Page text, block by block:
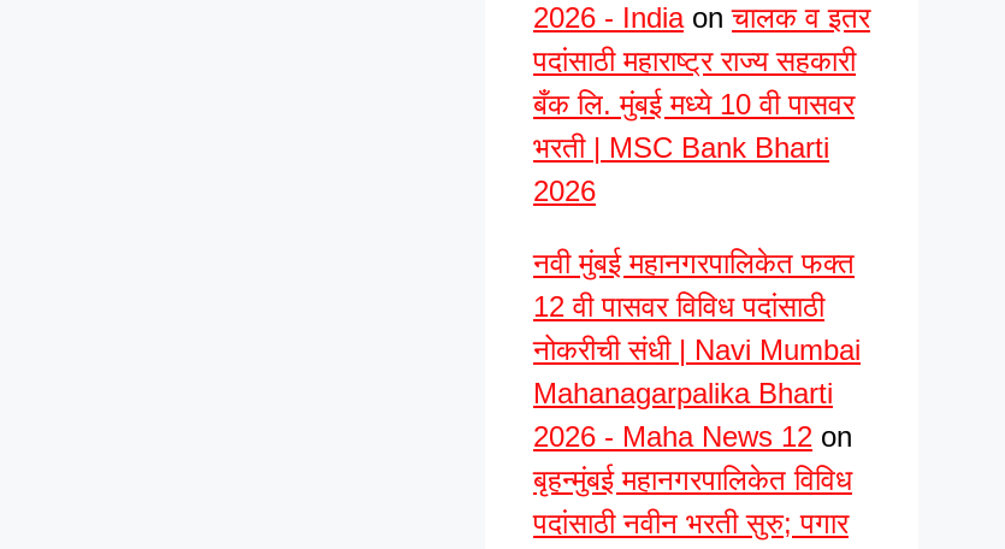
2026 - Indiaonचालक व इतर
पदांसाठी महाराष्ट्र राज्य सहकारी
बँक लि. मुंबई मध्ये 10 वी पासवर
भरती | MSC Bank Bharti
2026
नवी मुंबई महानगरपालिकेत फक्त
12 वी पासवर विविध पदांसाठी
नोकरीची संधी | Navi Mumbai
Mahanagarpalika Bharti
2026 - Maha News 12 on
बृहन्मुंबई महानगरपालिकेत विविध
पदांसाठी नवीन भरती सुरु; पगार